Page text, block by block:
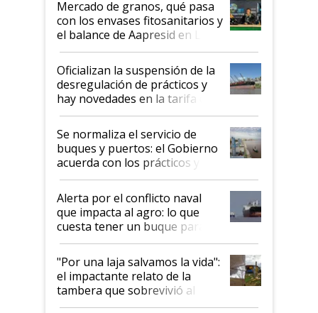
Mercado de granos, qué pasa
con los envases fitosanitarios y
el balance de Aapresid en La
Posta
Oficializan la suspensión de la
desregulación de prácticos y
hay novedades en la tarifa de
la hidrovía
Se normaliza el servicio de
buques y puertos: el Gobierno
acuerda con los prácticos y
suspende el decreto de
desregulación
Alerta por el conflicto naval
que impacta al agro: lo que
cuesta tener un buque parado
y el peligro de que Argentina
pase a ser "país sucio"
"Por una laja salvamos la vida":
el impactante relato de la
tambera que sobrevivió al
tornado